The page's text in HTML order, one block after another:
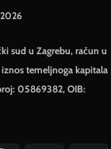
sud u Zagrebu, račun u
temeljnoga kapitala
05869382, OIB: